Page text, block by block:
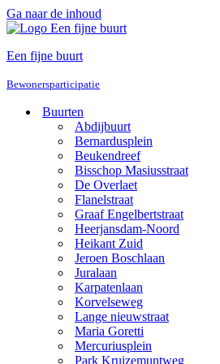
Ga naar de inhoud
Een fijne buurt
Bewonersparticipatie
Buurten
Abdijbuurt
Bernardusplein
Beukendreef
Bisschop Masiusstraat
De Overlaet
Flanelstraat
Graaf Engelbertstraat
Heerjansdam-Noord
Heikant Zuid
Jeroen Boschlaan
Juralaan
Karpatenlaan
Korvelseweg
Lange nieuwstraat
Maria Goretti
Mercuriusplein
Park Kruizemuntweg